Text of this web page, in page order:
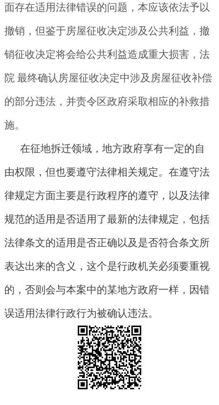
面存在适用法律错误的问题，本应该依法予以
撤销，但鉴于房屋征收决定涉及公共利益，撤
销征收决定将会给公共利益造成重大损害，法
院 最终确认房屋征收决定中涉及房屋征收补偿
的部分违法，并责令区政府采取相应的补救措
施。
在征地拆迁领域，地方政府享有一定的自
由权限，但也要遵守法律相关规定。在遵守法
律规定方面主要是行政程序的遵守，以及法律
规范的适用是否适用了最新的法律规定，包括
法律条文的适用是否正确以及是否符合条文所
表达出来的含义，这个是行政机关必须要重视
的，否则会与本案中的某地方政府一样，因错
误适用法律行政行为被确认违法。